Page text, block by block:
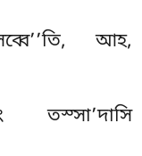
আহ,
তস্সা’দাসি